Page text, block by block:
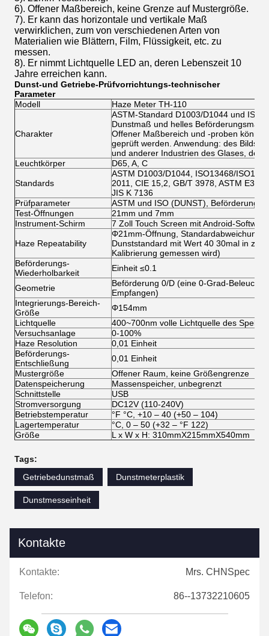
6). Offener Maßbereich, keine Grenze auf Mustergröße.
7). Er kann das horizontale und vertikale Maß
verwirklichen, zum von verschiedenen Arten von
Materialien wie Blättern, Film, Flüssigkeit, etc. zu
messen.
8). Er nimmt Lichtquelle LED an, deren Lebenszeit 10
Jahre erreichen kann.
Dunst-und Getriebe-Prüfvorrichtungs-technischer
Parameter
Modell
Haze Meter TH-110
Charakter
ASTM-Standard D1003/D1044 und
Dunstmaß und helles Beförderungsmaß.
Offener Maßbereich und -proben
geprüft werden. Anwendung: des
und anderer Industrien des Glases, des
Leuchtkörper
D65, A, C
Standards
ASTM D1003/D1044, ISO13468/
2011, CIE 15,2, GB/T 3978, ASTM
JIS K 7136
Prüfparameter
ASTM und ISO (DUNST), Beförderung
Test-Öffnungen
21mm und 7mm
Instrument-Schirm
7 Zoll Touch Screen mit Android-Software
Haze Repeatability
Φ21mm-Öffnung, Standardabweichung:
Dunststandard mit Wert 40 30mal in
Kalibrierung gemessen wird)
Beförderungs-
Wiederholbarkeit
Einheit ≤0.1
Geometrie
Beförderung 0/D (eine 0-Grad-
Empfangen)
Integrierungs-Bereich-
Größe
Φ154mm
Lichtquelle
400~700nm volle Lichtquelle des
Versuchsanlage
0-100%
Haze Resolution
0,01 Einheit
Beförderungs-
Entschließung
0,01 Einheit
Mustergröße
Offener Raum, keine Größengrenze
Datenspeicherung
Massenspeicher, unbegrenzt
Schnittstelle
USB
Stromversorgung
DC12V (110-240V)
Betriebstemperatur
°F °C, +10 – 40 (+50 – 104)
Lagertemperatur
°C, 0 – 50 (+32 – °F 122)
Größe
L x W x H: 310mmX215mmX540mm
Tags:
Getriebedunstmaß
Dunstmeterplastik
Dunstmesseinheit
Kontakte
Kontakte: Mrs. CHNSpec
Telefon: 86--13732210605